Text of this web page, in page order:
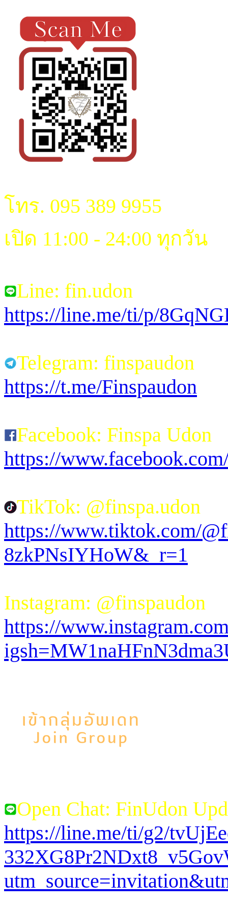
โทร. 095 389 9955
เปิด 11:00 - 24:00 ทุกวัน
Line: fin.udon
https://line.me/ti/p/
Telegram: finspaudon
https://t.me/Finspaudon
Facebook: Finspa Udon
https://
TikTok: @finspa.udon
https://www.tiktok.com/
8zkPNsIYHoW&_r=1
Instagram: @finspaudon
https://
Open Chat: FinUdon
https://line.me/ti/g2/